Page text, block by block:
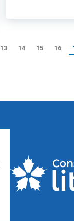
13 14 15 16